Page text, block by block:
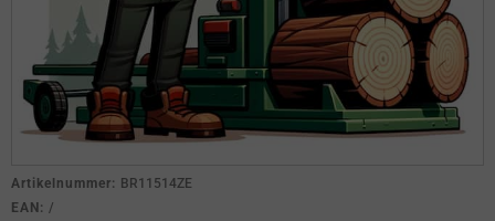
Artikelnummer: BR11514ZE
EAN: /